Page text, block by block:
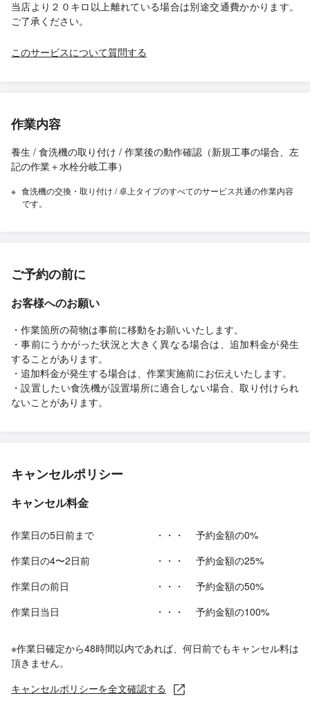
当店より２０キロ以上離れている場合は別途交通費かかります。
ご了承ください。
このサービスについて質問する
作業内容
養生 / 食洗機の取り付け / 作業後の動作確認（新規工事の場合、左
記の作業＋水栓分岐工事）
食洗機の交換・取り付け / 卓上タイプのすべてのサービス共通の作業内容
です。
ご予約の前に
お客様へのお願い
・作業箇所の荷物は事前に移動をお願いいたします。
・事前にうかがった状況と大きく異なる場合は、追加料金が発生
することがあります。
・追加料金が発生する場合は、作業実施前にお伝えいたします。
・設置したい食洗機が設置場所に適合しない場合、取り付けられ
ないことがあります。
キャンセルポリシー
キャンセル料金
作業日の5日前まで ・・・
予約金額の0%
作業日の4〜2日前
・・・
予約金額の25%
作業日の前日
・・・
予約金額の50%
作業日当日
・・・ 予約金額の100%
※作業日確定から48時間以内であれば、何日前でもキャンセル料は
頂きません。
キャンセルポリシーを全文確認する